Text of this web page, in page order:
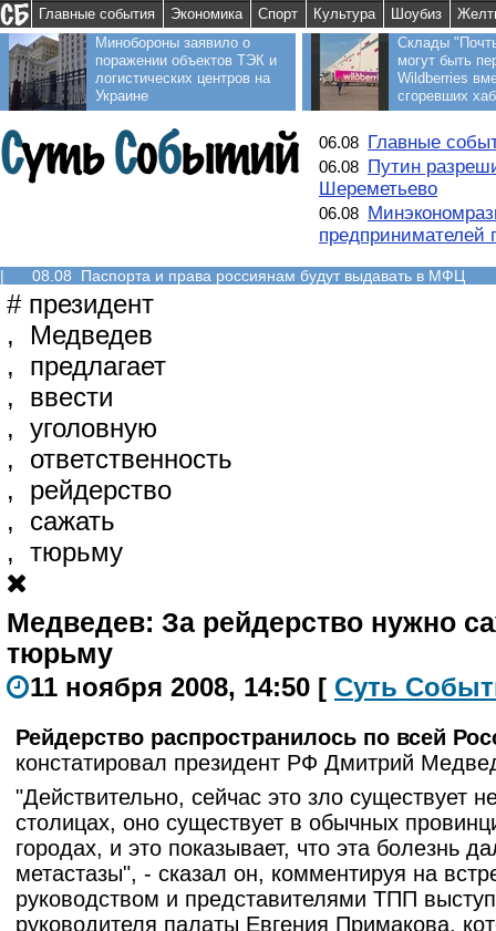
Главные события Экономика Спорт Культура Шоубиз
Минобороны заявило о
поражении объектов ТЭК и
логистических центров на
Украине
Склады
могут быть
Wildberries
сгоревших
06.08 Главные
06.08 Путин
Шереметьево
06.08
предпринимателей
| 08.08 Паспорта и права россиянам будут выдавать в МФЦ
# президент
, Медведев
, предлагает
, ввести
, уголовную
, ответственность
, рейдерство
, сажать
, тюрьму
Медведев: За рейдерство нужно
тюрьму
11 ноября 2008, 14:50 [ Суть Соб
Рейдерство распространилось по всей
констатировал президент РФ Дмитрий
"Действительно, сейчас это зло существует
столицах, оно существует в обычных
городах, и это показывает, что эта болезнь
метастазы", - сказал он, комментируя на
руководством и представителями ТПП
руководителя палаты Евгения Примакова,